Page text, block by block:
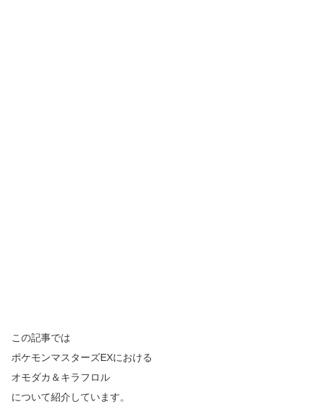
この記事では
ポケモンマスターズEXにおける
オモダカ＆キラフロル
について紹介しています。